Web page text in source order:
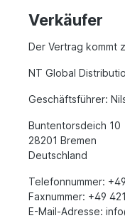
Verkäufer
Der Vertrag kommt
NT Global
Geschäftsführer:
Buntentorsdeich 10
28201 Bremen
Deutschland
Telefonnummer:
Faxnummer: +49
E-Mail-Adresse: